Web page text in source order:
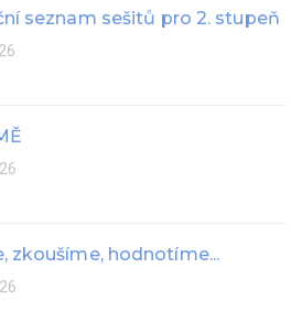
seznam sešitů pro 2. stupeň
zkoušíme, hodnotíme...